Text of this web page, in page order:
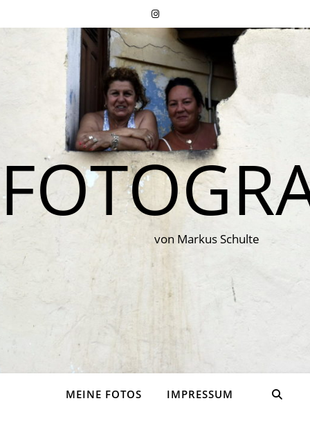
von Markus Schulte
MEINE FOTOS IMPRESSUM